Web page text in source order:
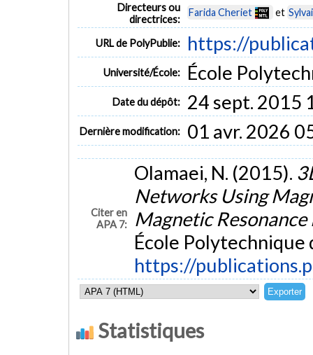
Directeurs ou
directrices:
Farida Cheriet et
URL de PolyPublie: https://
Université/École: École
Date du dépôt: 24 sept. 2015
Dernière modification: 01 avr. 2026
Citer en
APA 7:
Olamaei, N. (2015).
Networks Using
Magnetic
École
https://
Statistiques